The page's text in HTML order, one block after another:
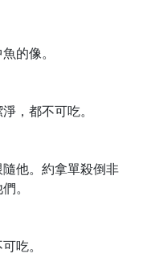
的像。
，都不可吃。
他。約拿單殺倒非
。
吃。